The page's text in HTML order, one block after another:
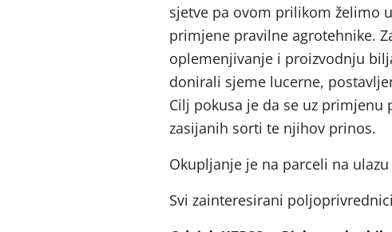
sjetve pa ovom prilikom želimo
primjene pravilne agrotehnike.
oplemenjivanje i proizvodnju
donirali sjeme lucerne,
Cilj pokusa je da se uz
zasijanih sorti te njihov prinos.
Okupljanje je na parceli na
Svi zainteresirani